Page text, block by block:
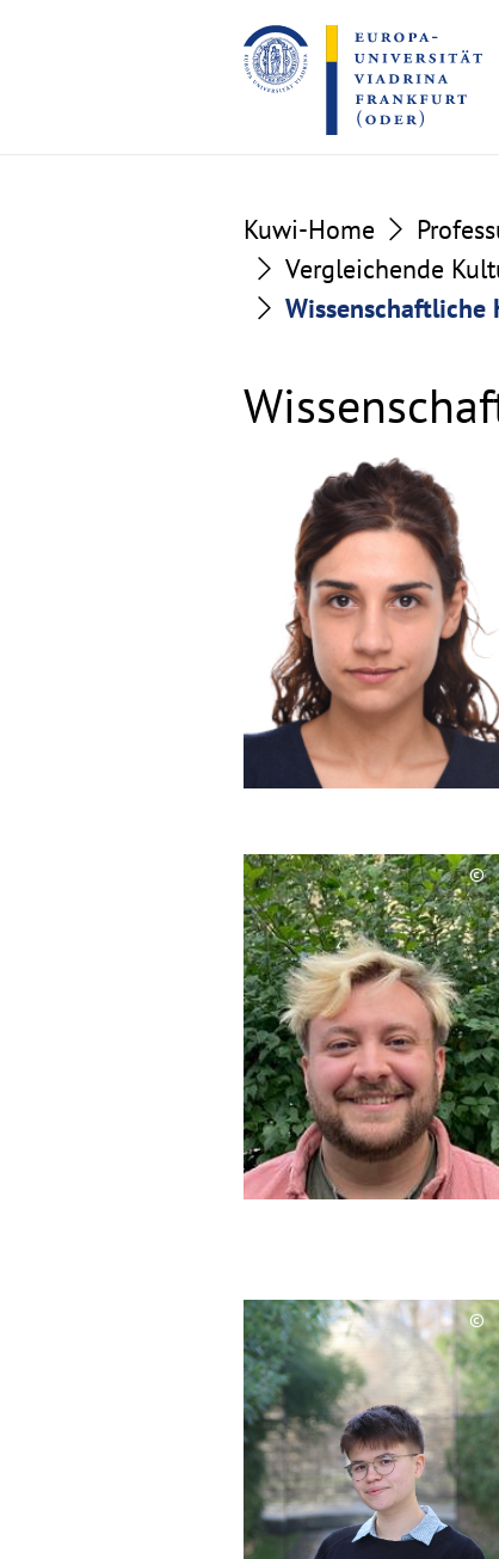
to
the
content
to
the
footer
Kuwi-Home
Vergleichende
Wissenschaftliche
©
©